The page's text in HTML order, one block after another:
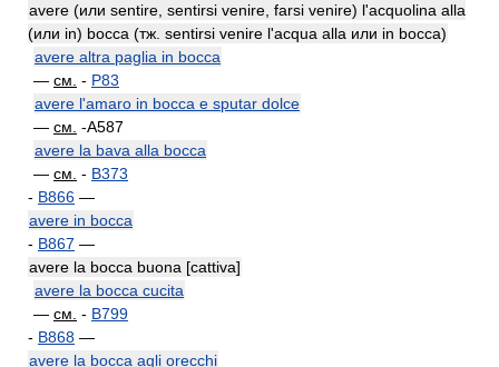
avere (или sentire, sentirsi venire, farsi venire) l'acquolina alla
(или in) bocca (тж. sentirsi venire l'acqua alla или in bocca)
avere altra paglia in bocca
— см. - P83
avere l'amaro in bocca e sputar dolce
— см. -A587
avere la bava alla bocca
— см. - B373
- B866 —
avere in bocca
- B867 —
avere la bocca buona [cattiva]
avere la bocca cucita
— см. - B799
- B868 —
avere la bocca agli orecchi